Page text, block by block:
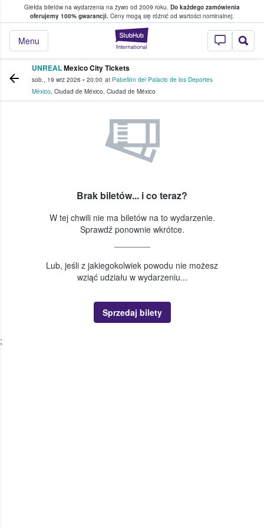
Giełda biletów na wydarzenia na żywo od 2009 roku. Do każdego zamówienia
oferujemy 100% gwarancji. Ceny mogą się różnić od wartości nominalnej.
StubHub —
Menu
w którym fani i kibice kupują i
UNREALMexico City Tickets
sob., 19 wrz 2026 • 20:00 at Pabellón del Palacio de los Deportes
México, Ciudad de México, Ciudad de México
Brak biletów... i co teraz?
W tej chwili nie ma biletów na to wydarzenie.
Sprawdź ponownie wkrótce.
Lub, jeśli z jakiegokolwiek powodu nie możesz
wziąć udziału w wydarzeniu...
Sprzedaj bilety
;